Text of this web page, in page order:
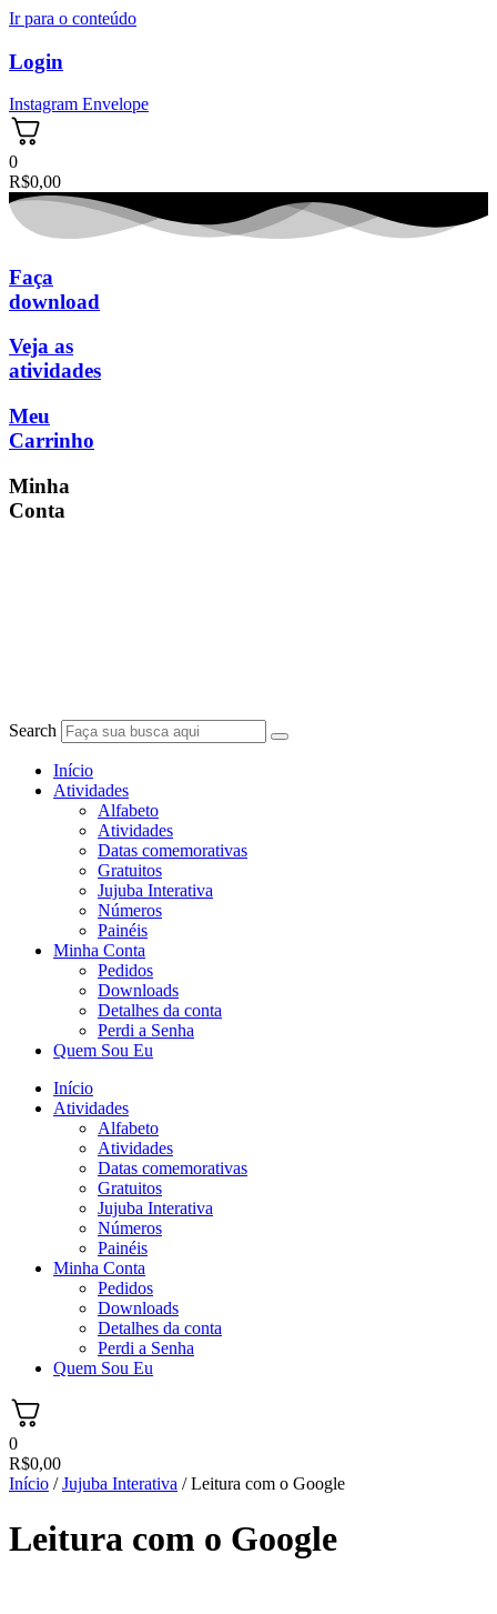
Ir para o conteúdo
Login
Instagram Envelope
0
R$0,00
Faça
download
Veja as
atividades
Meu
Carrinho
Minha
Conta
Search
Início
Atividades
Alfabeto
Atividades
Datas comemorativas
Gratuitos
Jujuba Interativa
Números
Painéis
Minha Conta
Pedidos
Downloads
Detalhes da conta
Perdi a Senha
Quem Sou Eu
Início
Atividades
Alfabeto
Atividades
Datas comemorativas
Gratuitos
Jujuba Interativa
Números
Painéis
Minha Conta
Pedidos
Downloads
Detalhes da conta
Perdi a Senha
Quem Sou Eu
0
R$0,00
Início /Jujuba Interativa / Leitura com o Google
Leitura com o Google